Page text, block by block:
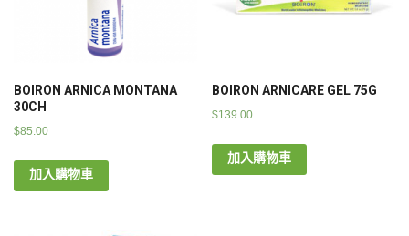
BOIRON ARNICA MONTANA
30CH
$85.00
加入購物車
BOIRON ARNICARE GEL 75G
$139.00
加入購物車